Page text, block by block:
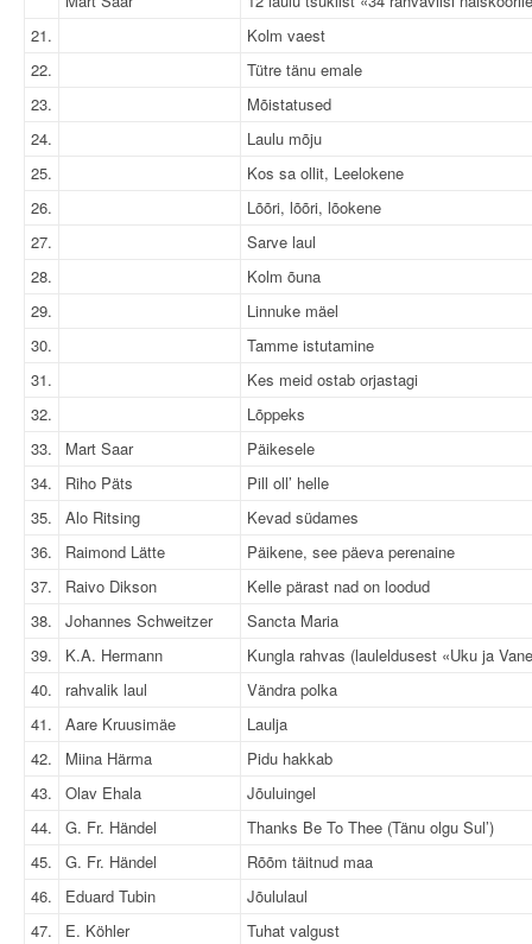
21.
Kolm vaest
22.
Tütre tänu emale
23.
Mõistatused
24.
Laulu mõju
25.
Kos sa ollit, Leelokene
26.
Lõõri, lõõri, lõokene
27.
Sarve laul
28.
Kolm õuna
29.
Linnuke mäel
30.
Tamme istutamine
31.
Kes meid ostab orjastagi
32.
Lõppeks
33.
Mart Saar
Päikesele
34.
Riho Päts
Pill oll’ helle
35.
Alo Ritsing
Kevad südames
36.
Raimond Lätte
Päikene, see päeva perenaine
37.
Raivo Dikson
Kelle pärast nad on loodud
38.
Johannes Schweitzer
Sancta Maria
39.
K.A. Hermann
Kungla rahvas (lauleldusest «Uku ja
40.
rahvalik laul
Vändra polka
41.
Aare Kruusimäe
Laulja
42.
Miina Härma
Pidu hakkab
43.
Olav Ehala
Jõuluingel
44.
G. Fr. Händel
Thanks Be To Thee (Tänu olgu Sul’)
45.
G. Fr. Händel
Rõõm täitnud maa
46.
Eduard Tubin
Jõululaul
47.
E. Köhler
Tuhat valgust